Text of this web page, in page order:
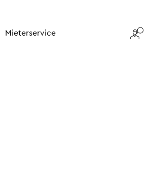
Mieterservice